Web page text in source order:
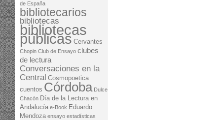
de España
bibliotecarios
bibliotecas
bibliotecas
públicas Cervantes
Chopin Club de Ensayo clubes
de lectura
Conversaciones en la
Central Cosmopoetica
cuentos Córdoba Dulce
Chacón Día de la Lectura en
Andalucía e-Book Eduardo
Mendoza ensayo estadísticas